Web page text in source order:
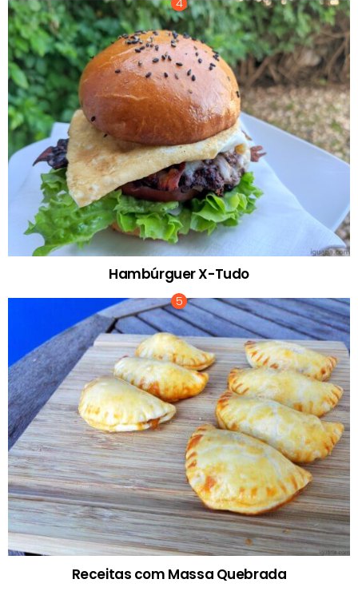
Hambúrguer X-Tudo
Receitas com Massa Quebrada